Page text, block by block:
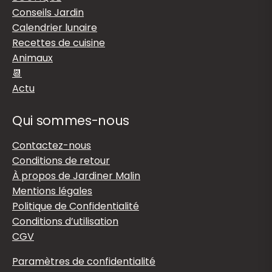
Conseils Jardin
Calendrier lunaire
Recettes de cuisine
Animaux
📆
Actu
Qui sommes-nous
Contactez-nous
Conditions de retour
À propos de Jardiner Malin
Mentions légales
Politique de Confidentialité
Conditions d’utilisation
CGV
Paramètres de confidentialité